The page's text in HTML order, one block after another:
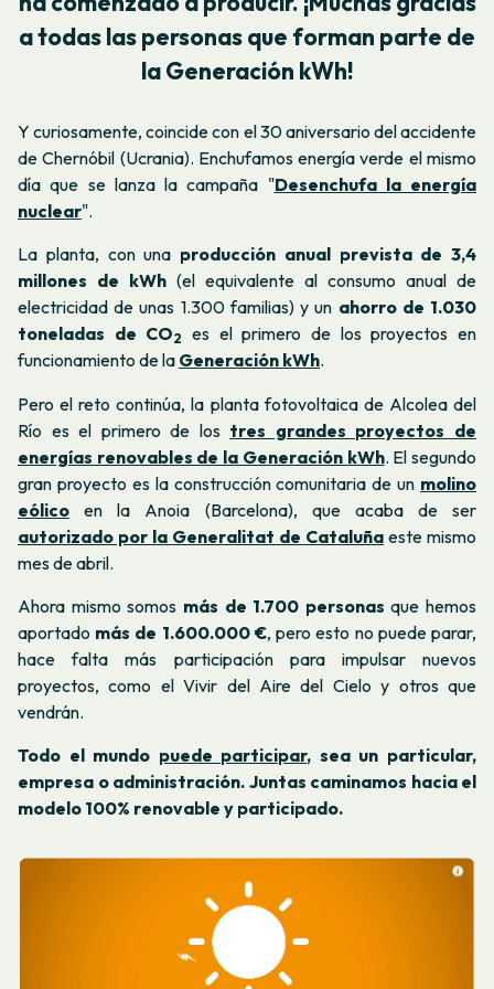
a todas las personas que forman parte de
la Generación kWh!
Y curiosamente, coincide con el 30 aniversario del accidente
de Chernóbil (Ucrania). Enchufamos energía verde el mismo
día que se lanza la campaña "Desenchufa la energía
nuclear".
La planta, con una producción anual prevista de 3,4
millones de kWh (el equivalente al consumo anual de
electricidad de unas 1.300 familias) y un ahorro de 1.030
toneladas de CO2
es el primero de los proyectos en
funcionamiento de la Generación kWh.
Pero el reto continúa, la planta fotovoltaica de Alcolea del
Río es el primero de los tres grandes proyectos de
energías renovables de la Generación kWh. El segundo
gran proyecto es la construcción comunitaria de un molino
eólico
en la Anoia (Barcelona), que acaba de ser
autorizado por la Generalitat de Cataluña este mismo
mes de abril.
Ahora mismo somos más de 1.700 personas que hemos
aportado más de 1.600.000 €, pero esto no puede parar,
hace falta más participación para impulsar nuevos
proyectos, como el Vivir del Aire del Cielo y otros que
vendrán.
Todo el mundo puede participar, sea un particular,
empresa o administración. Juntas caminamos hacia el
modelo 100% renovable y participado.